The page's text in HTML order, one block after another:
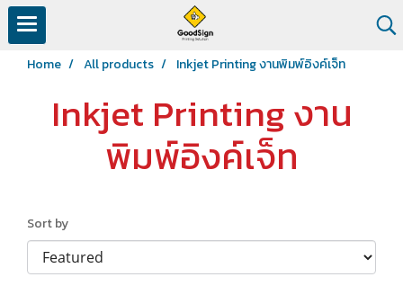
Home All products Inkjet Printing งานพิมพ์อิงค์เจ็ท
Inkjet Printing งาน
พิมพ์อิงค์เจ็ท
Sort by